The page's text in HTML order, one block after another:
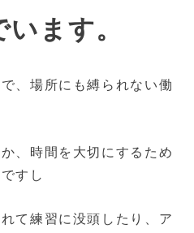
ます。
、場所にも縛られない働
、時間を大切にするため
すし
て練習に没頭したり、ア